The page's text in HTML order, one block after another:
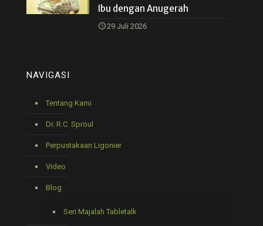
Ibu dengan Anugerah
29 Juli 2026
NAVIGASI
Tentang Kami
Dr. R.C. Sproul
Perpustakaan Ligonier
Video
Blog
Seri Majalah Tabletalk